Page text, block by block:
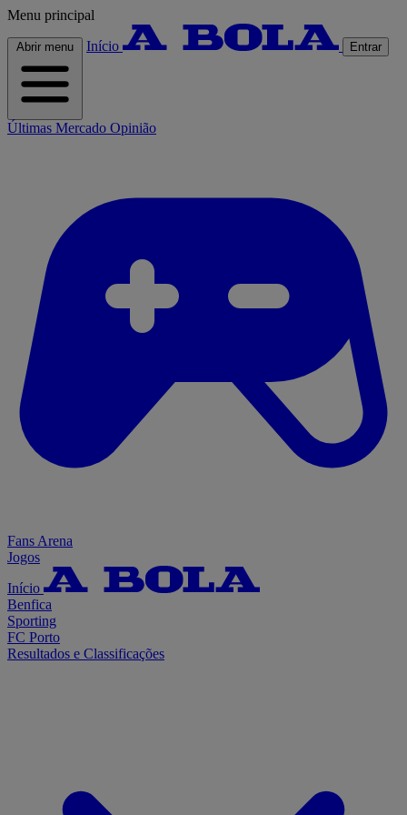
Menu principal
Abrir menu Início Entrar
Últimas Mercado Opinião
Fans Arena
Jogos
Início
Benfica
Sporting
FC Porto
Resultados e Classificações